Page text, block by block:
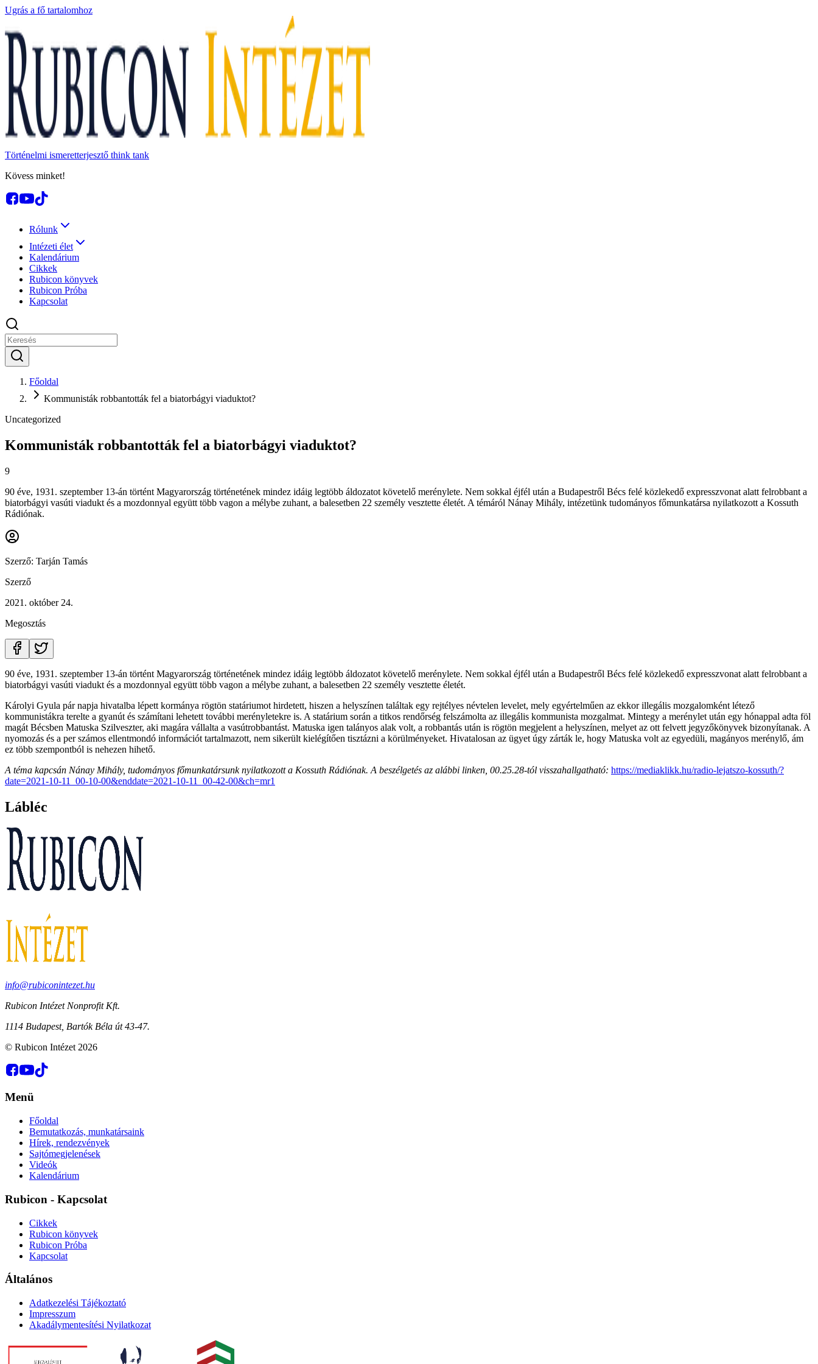
Ugrás a fő tartalomhoz
Történelmi ismeretterjesztő think tank
Kövess minket!
Rólunk
Intézeti élet
Kalendárium
Cikkek
Rubicon könyvek
Rubicon Próba
Kapcsolat
Főoldal
Kommunisták robbantották fel a biatorbágyi viaduktot?
Uncategorized
Kommunisták robbantották fel a biatorbágyi viaduktot?
9
90 éve, 1931. szeptember 13-án történt Magyarország történetének mindez idáig legtöbb áldozatot követelő merénylete. Nem sokkal éjfél után a Budapestről Bécs felé közlekedő expresszvonat alatt felrobbant a
biatorbágyi vasúti viadukt és a mozdonnyal együtt több vagon a mélybe zuhant, a balesetben 22 személy vesztette életét. A témáról Nánay Mihály, intézetünk tudományos főmunkatársa nyilatkozott a Kossuth
Rádiónak.
Szerző: Tarján Tamás
Szerző
2021. október 24.
Megosztás
90 éve, 1931. szeptember 13-án történt Magyarország történetének mindez idáig legtöbb áldozatot követelő merénylete. Nem sokkal éjfél után a Budapestről Bécs felé közlekedő expresszvonat alatt felrobbant a
biatorbágyi vasúti viadukt és a mozdonnyal együtt több vagon a mélybe zuhant, a balesetben 22 személy vesztette életét.
Károlyi Gyula pár napja hivatalba lépett kormánya rögtön statáriumot hirdetett, hiszen a helyszínen találtak egy rejtélyes névtelen levelet, mely egyértelműen az ekkor illegális mozgalomként létező
kommunistákra terelte a gyanút és számítani lehetett további merényletekre is. A statárium során a titkos rendőrség felszámolta az illegális kommunista mozgalmat. Mintegy a merénylet után egy hónappal adta föl
magát Bécsben Matuska Szilveszter, aki magára vállalta a vasútrobbantást. Matuska igen talányos alak volt, a robbantás után is rögtön megjelent a helyszínen, melyet az ott felvett jegyzőkönyvek bizonyítanak. A
nyomozás és a per számos ellentmondó információt tartalmazott, nem sikerült kielégítően tisztázni a körülményeket. Hivatalosan az ügyet úgy zárták le, hogy Matuska volt az egyedüli, magányos merénylő, ám
ez több szempontból is nehezen hihető.
A téma kapcsán Nánay Mihály, tudományos főmunkatársunk nyilatkozott a Kossuth Rádiónak. A beszélgetés az alábbi linken, 00.25.28-tól visszahallgatható: https://mediaklikk.hu/radio-lejatszo-kossuth/?
date=2021-10-11_00-10-00&enddate=2021-10-11_00-42-00&ch=mr1
Lábléc
info@rubiconintezet.hu
Rubicon Intézet Nonprofit Kft.
1114 Budapest, Bartók Béla út 43-47.
© Rubicon Intézet 2026
Menü
Főoldal
Bemutatkozás, munkatársaink
Hírek, rendezvények
Sajtómegjelenések
Videók
Kalendárium
Rubicon - Kapcsolat
Cikkek
Rubicon könyvek
Rubicon Próba
Kapcsolat
Általános
Adatkezelési Tájékoztató
Impresszum
Akadálymentesítési Nyilatkozat